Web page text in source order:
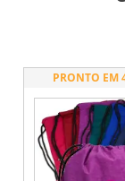
PRONTO EM